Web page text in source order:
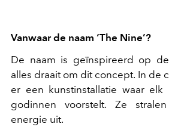
Vanwaar de naam ‘The Nine’?
De naam is geïnspireerd op
alles draait om dit concept. In de
er een kunstinstallatie waar
godinnen voorstelt. Ze
energie uit.